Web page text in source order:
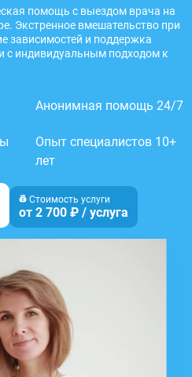
помощь с выездом врача на
Экстренное вмешательство при
зависимостей и поддержка
с индивидуальным подходом к
Анонимная помощь 24/7
Опыт специалистов 10+
лет
Стоимость услуги
от 2 700 ₽ / услуга